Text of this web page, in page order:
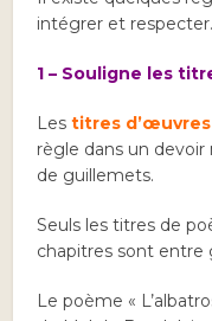
intégrer et
1 – Souligne les
Lestitres
règle dans un
de guillemets.
Seuls les titres de
chapitres sont entre
Le poème «